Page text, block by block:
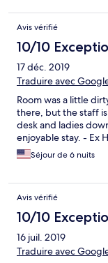
fixing and they
overpriced
which was very
the shower
you will be sorely
Avis vérifié
10/10
17 déc. 2019
Traduire avec
Room was a little
there, but the staff
desk and ladies
enjoyable stay. - Ex
Séjour de 6 nuits
Avis vérifié
10/10
16 juil. 2019
Traduire avec